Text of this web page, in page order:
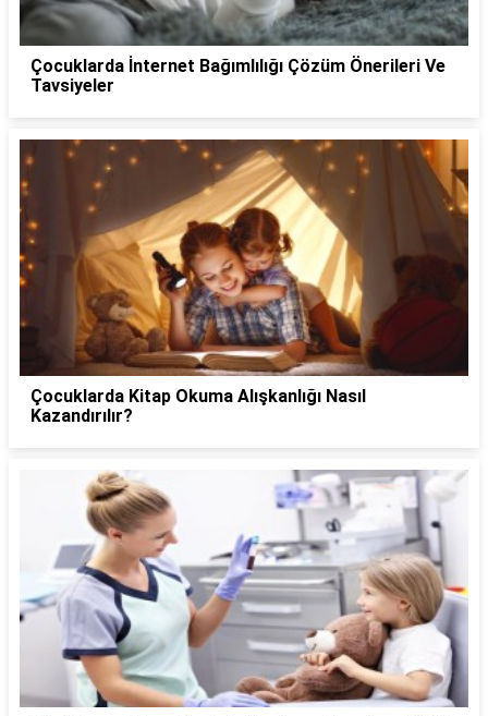
Çocuklarda İnternet Bağımlılığı Çözüm Önerileri Ve
Tavsiyeler
Çocuklarda Kitap Okuma Alışkanlığı Nasıl
Kazandırılır?